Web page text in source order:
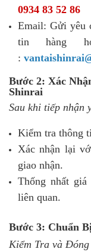
0934 83 52 86
Email: Gửi yêu
tin hàng
:
Bước 2: Xác
Shinrai
Sau khi tiếp nhận
Kiểm tra thông
Xác nhận lại
giao nhận.
Thống nhất
liên quan.
Bước 3: Chuẩn
Kiểm Tra và